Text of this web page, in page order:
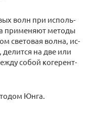
волн при ис­поль­
при­ме­ня­ют ме­то­ды
све­то­вая волна, ис­
на две или
собой ко­ге­рент­
Юнга.